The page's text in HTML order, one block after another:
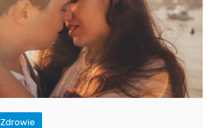
Zdrowie